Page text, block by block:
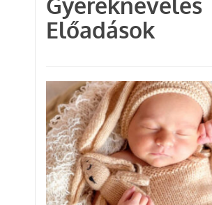
Előadások